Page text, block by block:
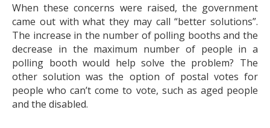
When these concerns were raised, the government
came out with what they may call “better solutions”.
The increase in the number of polling booths and the
decrease in the maximum number of people in a
polling booth would help solve the problem? The
other solution was the option of postal votes for
people who can’t come to vote, such as aged people
and the disabled.